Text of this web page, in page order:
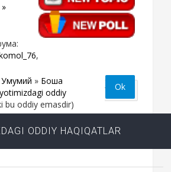
»
,
Умумий » Бошқа
oddiy
bu oddiy emasdir)
ODDIY HAQIQATLAR